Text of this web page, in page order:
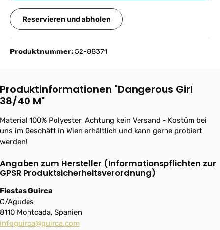
Reservieren und abholen
Produktnummer:52-88371
Produktinformationen "Dangerous Girl
38/40 M"
Material 100% Polyester, Achtung kein Versand - Kostüm bei
uns im Geschäft in Wien erhältlich und kann gerne probiert
werden!
Angaben zum Hersteller (Informationspflichten zur
GPSR Produktsicherheitsverordnung)
Fiestas Guirca
C/Agudes
8110 Montcada, Spanien
infoguirca@guirca.com